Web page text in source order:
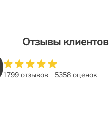
Отзывы клиентов
1799 отзывов 5358 оценок